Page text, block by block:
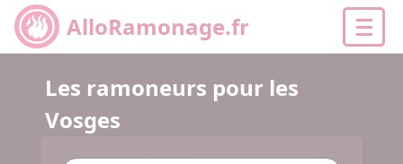
AlloRamonage.fr
Les ramoneurs pour les
Vosges